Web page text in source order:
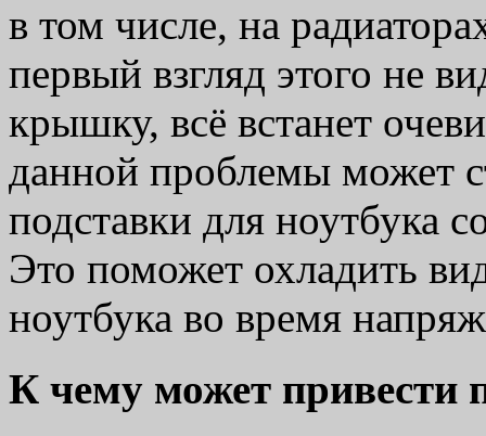
в том числе, на
первый взгляд этого не
крышку, всё встанет
данной проблемы может
подставки для ноутбука
Это поможет охладить
ноутбука во время
К чему может привести